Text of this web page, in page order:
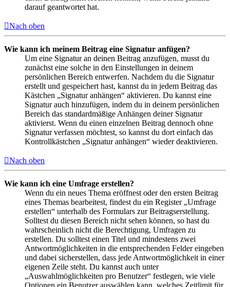
darauf geantwortet hat.
Nach oben
Wie kann ich meinem Beitrag eine Signatur anfügen?
Um eine Signatur an deinen Beitrag anzufügen, musst du
zunächst eine solche in den Einstellungen in deinem
persönlichen Bereich entwerfen. Nachdem du die Signatur
erstellt und gespeichert hast, kannst du in jedem Beitrag das
Kästchen „Signatur anhängen“ aktivieren. Du kannst eine
Signatur auch hinzufügen, indem du in deinem persönlichen
Bereich das standardmäßige Anhängen deiner Signatur
aktivierst. Wenn du einen einzelnen Beitrag dennoch ohne
Signatur verfassen möchtest, so kannst du dort einfach das
Kontrollkästchen „Signatur anhängen“ wieder deaktivieren.
Nach oben
Wie kann ich eine Umfrage erstellen?
Wenn du ein neues Thema eröffnest oder den ersten Beitrag
eines Themas bearbeitest, findest du ein Register „Umfrage
erstellen“ unterhalb des Formulars zur Beitragserstellung.
Solltest du diesen Bereich nicht sehen können, so hast du
wahrscheinlich nicht die Berechtigung, Umfragen zu
erstellen. Du solltest einen Titel und mindestens zwei
Antwortmöglichkeiten in die entsprechenden Felder eingeben
und dabei sicherstellen, dass jede Antwortmöglichkeit in einer
eigenen Zeile steht. Du kannst auch unter
„Auswahlmöglichkeiten pro Benutzer“ festlegen, wie viele
Optionen ein Benutzer auswählen kann, welches Zeitlimit für